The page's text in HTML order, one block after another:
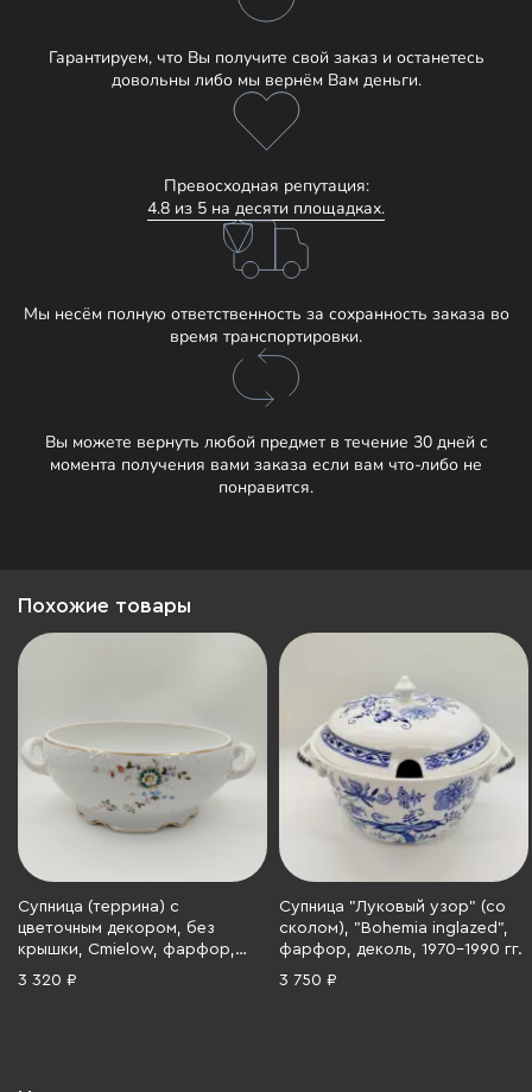
Гарантируем, что Вы получите свой заказ и останетесь
довольны либо мы вернём Вам деньги.
Превосходная репутация:
4.8 из 5 на десяти площадках.
Мы несём полную ответственность за сохранность заказа во
время транспортировки.
Вы можете вернуть любой предмет в течение 30 дней с
момента получения вами заказа если вам что-либо не
понравится.
Похожие товары
Супница (террина) с
цветочным декором, без
крышки, Cmielow, фарфор,
деколь, роспись, золочение,
3 320 ₽
Супница "Луковый узор" (со
сколом), "Bohemia inglazed",
фарфор, деколь, 1970-1990 гг.
3 750 ₽